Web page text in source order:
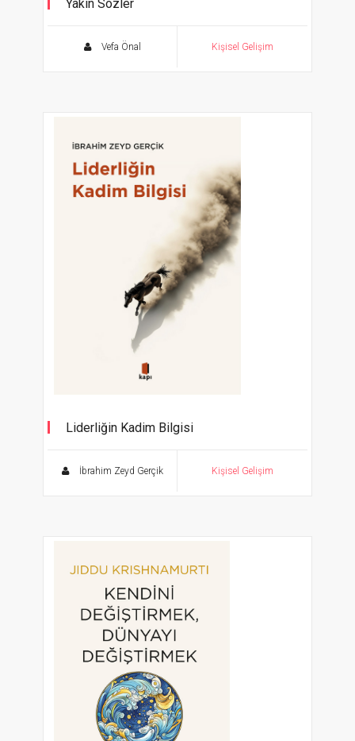
Yakîn Sözler
Vefa Önal Kişisel Gelişim
Liderliğin Kadim Bilgisi
İbrahim Zeyd Gerçik Kişisel Gelişim